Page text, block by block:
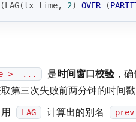
(LAG(tx_time, 2) OVER (
>= ... 是时间窗口校验，确
第三次失败前两分钟的时间
LAG 计算出的别名